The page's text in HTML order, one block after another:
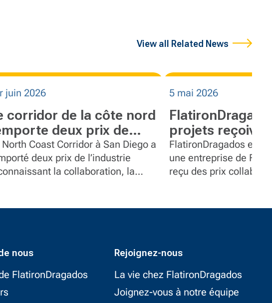
View all Related News
juin 2026
corridor de la côte nord
deux prix de
North Coast Corridor à San Diego a
deux prix de l’industrie
la collaboration, la
5 mai 2026
projets
reconnaissance
collaboration
internationale
FlatironDragados et
une entreprise de
reçu des prix
nous
FlatironDragados
Rejoignez-nous
La vie chez FlatironDragados
Joignez-vous à notre équipe